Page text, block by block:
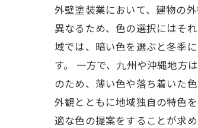
外壁塗装業において、建物の
異なるため、色の選択にはそ
域では、暗い色を選ぶと冬季
す。 一方で、九州や沖縄地方
のため、薄い色や落ち着いた
外観とともに地域独自の特色
適な色の提案をすることが求め